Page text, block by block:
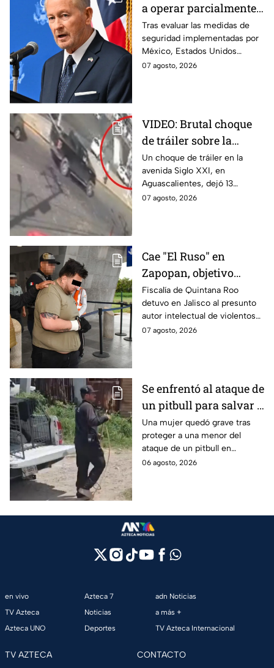
a operar parcialmente
en Michoacán tras
suspensión por
motivos de seguridad
Tras evaluar las medidas de
seguridad implementadas por
México, Estados Unidos
reanudará parcialmente sus
07 agosto, 2026
VIDEO: Brutal choque
de tráiler sobre la
avenida Siglo XXI en
Aguascalientes deja
varios heridos y
destrozos
Un choque de tráiler en la
avenida Siglo XXI, en
Aguascalientes, dejó 13
heridos y varios vehículos
07 agosto, 2026
Cae "El Ruso" en
Zapopan, objetivo
prioritario en Playa del
Carmen
Fiscalía de Quintana Roo
detuvo en Jalisco al presunto
autor intelectual de violentos
ataques en fraccionamientos
07 agosto, 2026
Se enfrentó al ataque de
un pitbull para salvar a
una menor; hoy lucha
por su vida en Zapopan
Una mujer quedó grave tras
proteger a una menor del
ataque de un pitbull en
Zapopan; la víctima sufrió
06 agosto, 2026
en vivo
TV Azteca
Azteca UNO
Azteca 7
Noticias
Deportes
adn Noticias
a más +
TV Azteca Internacional
TV AZTECA CONTACTO